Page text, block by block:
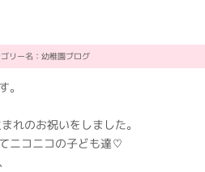
リー名： 幼稚園ブログ
。
れのお祝いをしました。
ニコニコの子ども達♡